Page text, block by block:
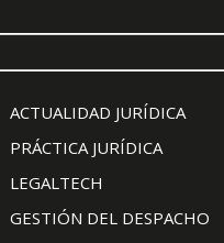
ACTUALIDAD JURÍDICA
PRÁCTICA JURÍDICA
LEGALTECH
GESTIÓN DEL DESPACHO